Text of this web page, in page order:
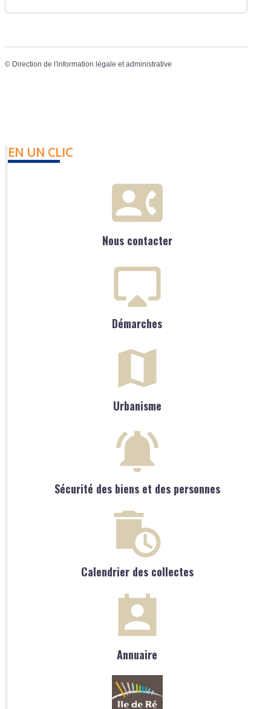
© Direction de l'information légale et administrative
EN UN CLIC
Nous contacter
Démarches
Urbanisme
Sécurité des biens et des personnes
Calendrier des collectes
Annuaire